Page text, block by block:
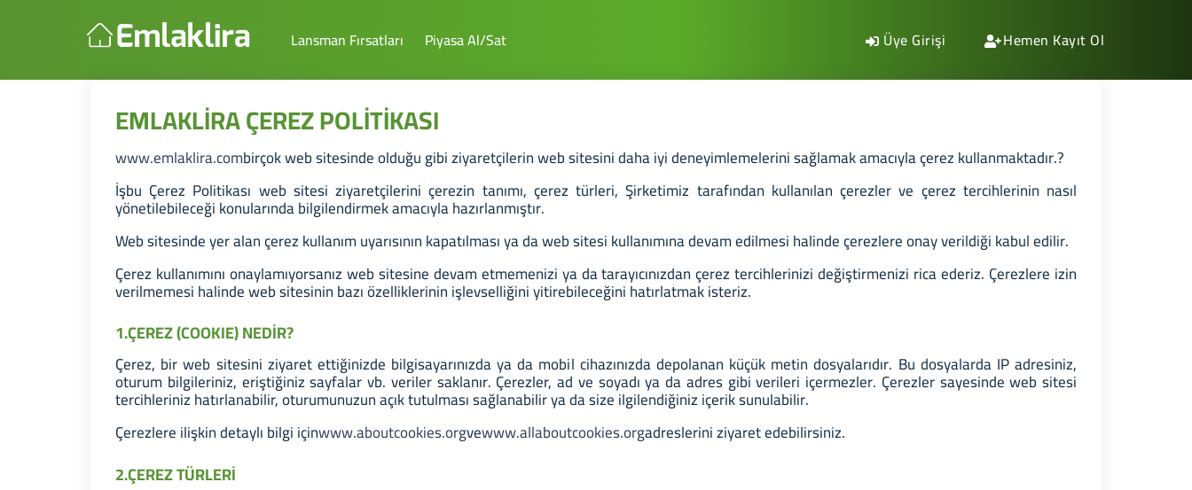
Lansman Fırsatları Piyasa Al/Sat Üye Girişi Hemen Kayıt Ol
EMLAKLİRA ÇEREZ POLİTİKASI
www.emlaklira.combirçok web sitesinde olduğu gibi ziyaretçilerin web sitesini daha iyi deneyimlemelerini sağlamak amacıyla çerez kullanmaktadır.?
İşbu Çerez Politikası web sitesi ziyaretçilerini çerezin tanımı, çerez türleri, Şirketimiz tarafından kullanılan çerezler ve çerez tercihlerinin nasıl
yönetilebileceği konularında bilgilendirmek amacıyla hazırlanmıştır.
Web sitesinde yer alan çerez kullanım uyarısının kapatılması ya da web sitesi kullanımına devam edilmesi halinde çerezlere onay verildiği kabul edilir.
Çerez kullanımını onaylamıyorsanız web sitesine devam etmemenizi ya da tarayıcınızdan çerez tercihlerinizi değiştirmenizi rica ederiz. Çerezlere izin
verilmemesi halinde web sitesinin bazı özelliklerinin işlevselliğini yitirebileceğini hatırlatmak isteriz.
1.ÇEREZ (COOKIE) NEDİR?
Çerez, bir web sitesini ziyaret ettiğinizde bilgisayarınızda ya da mobil cihazınızda depolanan küçük metin dosyalarıdır. Bu dosyalarda IP adresiniz,
oturum bilgileriniz, eriştiğiniz sayfalar vb. veriler saklanır. Çerezler, ad ve soyadı ya da adres gibi verileri içermezler. Çerezler sayesinde web sitesi
tercihleriniz hatırlanabilir, oturumunuzun açık tutulması sağlanabilir ya da size ilgilendiğiniz içerik sunulabilir.
Çerezlere ilişkin detaylı bilgi içinwww.aboutcookies.orgvewww.allaboutcookies.orgadreslerini ziyaret edebilirsiniz.
2.ÇEREZ TÜRLERİ